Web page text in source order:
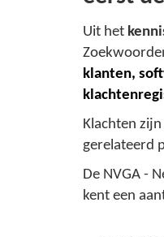
Uit het
klanten,
Klachten
gerelateerd
De NVGA -
kent een